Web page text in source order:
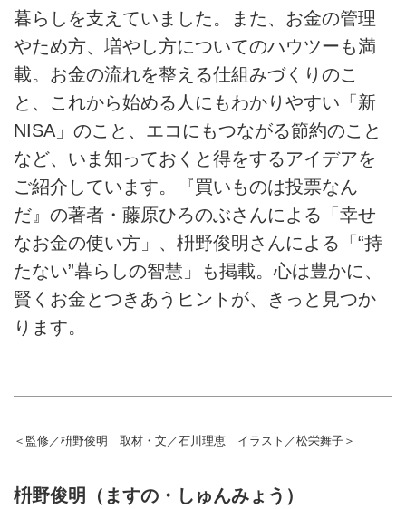
暮らしを支えていました。また、お金の管理
やため方、増やし方についてのハウツーも満
載。お金の流れを整える仕組みづくりのこ
と、これから始める人にもわかりやすい「新
NISA」のこと、エコにもつながる節約のこと
など、いま知っておくと得をするアイデアを
ご紹介しています。『買いものは投票なん
だ』の著者・藤原ひろのぶさんによる「幸せ
なお金の使い方」、枡野俊明さんによる「“持
たない”暮らしの智慧」も掲載。心は豊かに、
賢くお金とつきあうヒントが、きっと見つか
ります。
＜監修／枡野俊明 取材・文／石川理恵 イラスト／松栄舞子＞
枡野俊明（ますの・しゅんみょう）